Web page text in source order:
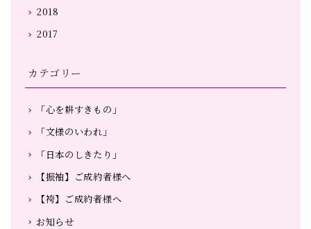
2018
2017
カテゴリー
「心を耕すきもの」
「文様のいわれ」
「日本のしきたり」
【振袖】ご成約者様へ
【袴】ご成約者様へ
お知らせ